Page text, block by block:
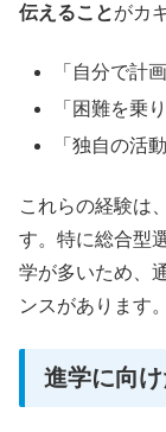
伝えることがカ
「自分で計
「困難を乗
「独自の活
これらの経験は
す。特に総合型
学が多いため、
ンスがあります。
進学に向